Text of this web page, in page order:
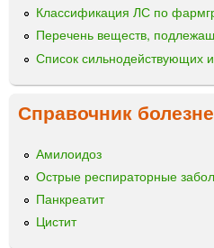
Классификация ЛС по
Перечень веществ,
Список сильнодействующих
Справочник
Амилоидоз
Острые респираторные
Панкреатит
Цистит